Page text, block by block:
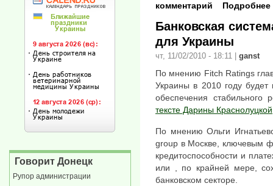
комментарий Подробнее
Банковская
для Украины
чт, 11/02/2010 - 18:11 ganst
По мнению Fitch Ratings
Украины в 2010 году будет
обеспечения стабильного
тексте Дарины Краснолуцкой
По мнению Ольги
group в Москве, ключевым
кредитоспособности и
или , по крайней мере,
банковском секторе.
Говорит Донецк
Рупор администрации